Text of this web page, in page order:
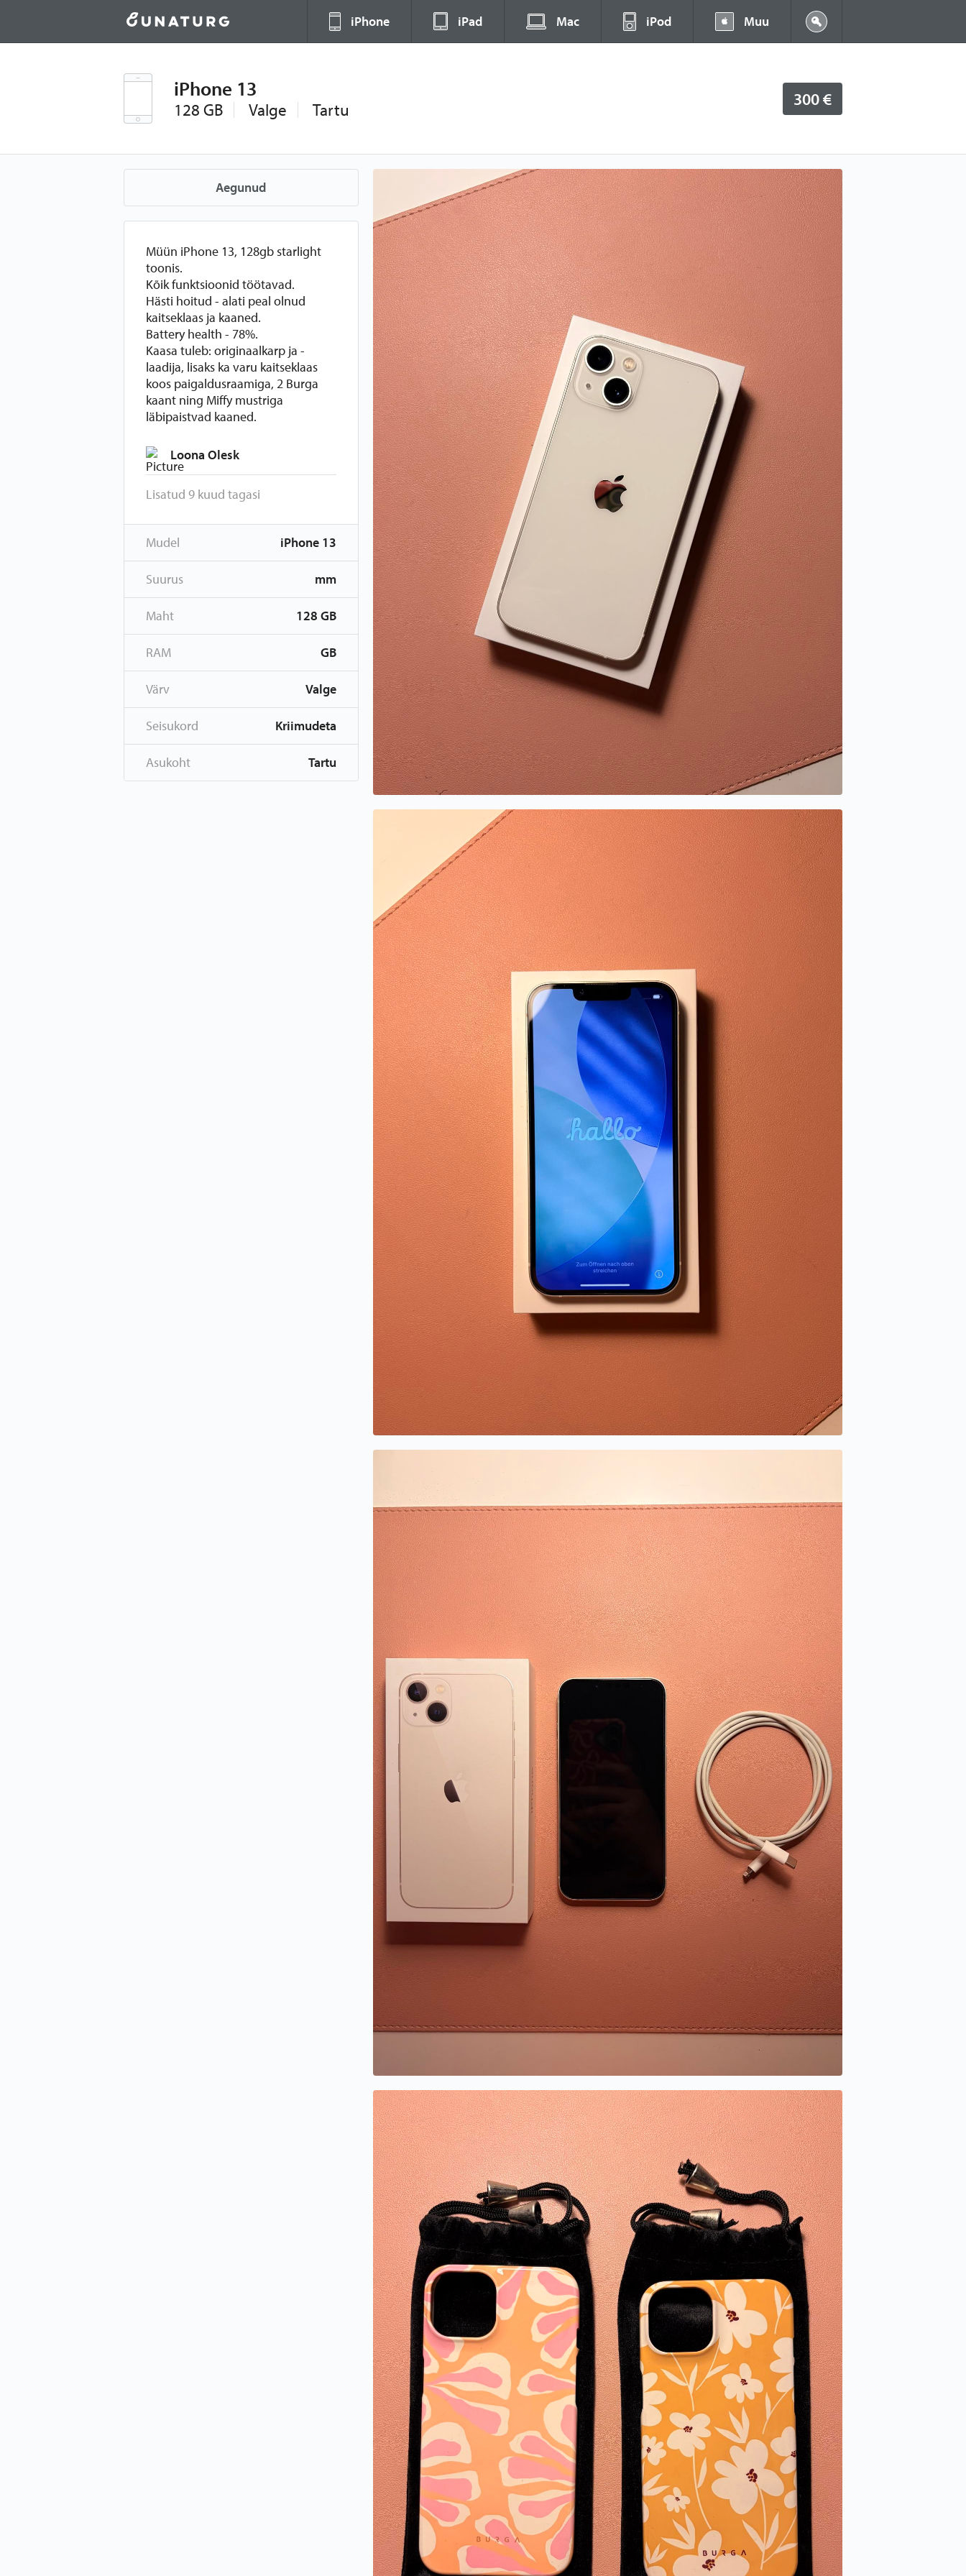
iPhone iPad Mac iPod Muu
iPhone 13
128 GB Valge Tartu
300 €
Aegunud
Müün iPhone 13, 128gb starlight
toonis.
Kõik funktsioonid töötavad.
Hästi hoitud - alati peal olnud
kaitseklaas ja kaaned.
Battery health - 78%.
Kaasa tuleb: originaalkarp ja -
laadija, lisaks ka varu kaitseklaas
koos paigaldusraamiga, 2 Burga
kaant ning Miffy mustriga
läbipaistvad kaaned.
Loona Olesk
Lisatud 9 kuud tagasi
Mudel iPhone 13
Suurus mm
Maht 128 GB
RAM GB
Värv Valge
Seisukord Kriimudeta
Asukoht Tartu